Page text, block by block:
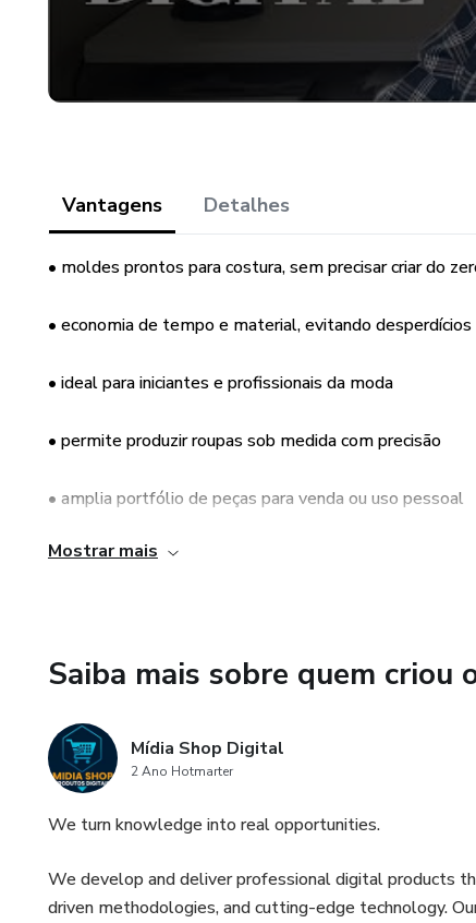
Vantagens Detalhes
• moldes prontos para costura, sem precisar criar do
• economia de tempo e material, evitando desperdícios
• ideal para iniciantes e profissionais da moda
• permite produzir roupas sob medida com precisão
• amplia portfólio de peças para venda ou uso pessoal
• fácil de imprimir e utilizar em casa ou ateliê
• possibilita lucrar com costura e pequenas confecções
• moldes adaptáveis a diferentes tamanhos e modelos
• excelente custo-benefício c
Mostrar mais
Saiba mais sobre quem criou
Mídia Shop Digital
2 Ano Hotmarter
We turn knowledge into real opportunities.
We develop and deliver professional digital products
driven methodologies, and cutting-edge technology.